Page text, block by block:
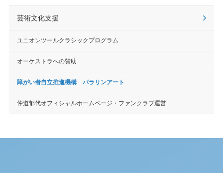
芸術文化支援
ユニオンツールクラシックプログラム
オーケストラへの賛助
障がい者自立推進機構 パラリンアート
仲道郁代オフィシャルホームページ・ファンクラブ運営